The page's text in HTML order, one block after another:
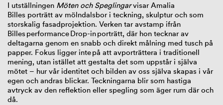
I utställningen Möten och Speglingarvisar Amalia
Billes porträtt av mölndalsbor i teckning, skulptur och som
storskalig fasadprojektion. Verken tar avstamp ifrån
Billes performance Drop-in porträtt, där hon tecknar av
deltagarna genom en snabb och direkt målning med tusch på
papper. Fokus ligger inte på att avporträttera i traditionell
mening, utan istället att gestalta det som uppstår i själva
mötet – hur vår identitet och bilden av oss själva skapas i vår
egen och andras blickar. Teckningarna blir som hastiga
avtryck av den reflektion eller spegling som äger rum där och
då.